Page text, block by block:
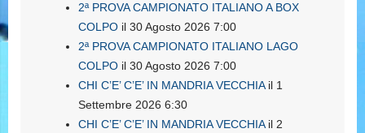
2ª PROVA CAMPIONATO ITALIANO A BOX
COLPO il 30 Agosto 2026 7:00
2ª PROVA CAMPIONATO ITALIANO LAGO
COLPO il 30 Agosto 2026 7:00
CHI C’E’ C’E’ IN MANDRIA VECCHIAil 1
Settembre 2026 6:30
CHI C’E’ C’E’ IN MANDRIA VECCHIAil 2